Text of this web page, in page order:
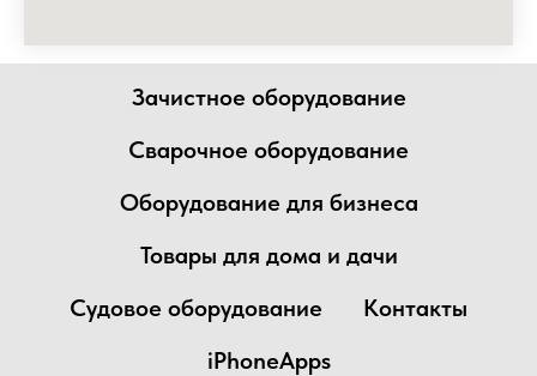
Зачистное оборудование
Сварочное оборудование
Оборудование для бизнеса
Товары для дома и дачи
Судовое оборудование
Контакты
iPhoneApps